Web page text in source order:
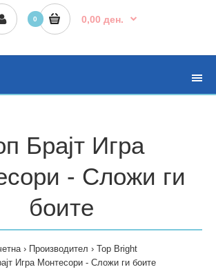
0 0,00 ден.
Брајт Игра
- Сложи ги
боите
Производител
Top Bright
Игра Монтесори - Сложи ги боите